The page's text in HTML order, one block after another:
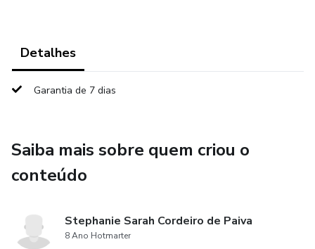
Detalhes
Garantia de 7 dias
Saiba mais sobre quem criou o
conteúdo
Stephanie Sarah Cordeiro de Paiva
8 Ano Hotmarter